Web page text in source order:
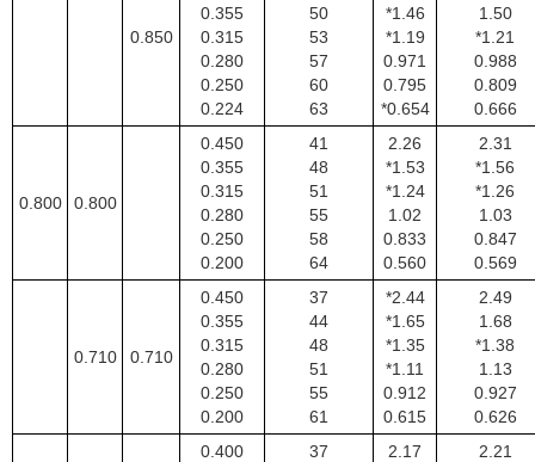
0.850
0.355
0.315
0.280
0.250
0.224
50
53
57
60
63
*1.46
*1.19
0.971
0.795
*0.654
1.50
*1.21
0.988
0.809
0.666
0.800 0.800
0.450
0.355
0.315
0.280
0.250
0.200
41
48
51
55
58
64
2.26
*1.53
*1.24
1.02
0.833
0.560
2.31
*1.56
*1.26
1.03
0.847
0.569
0.710 0.710
0.450
0.355
0.315
0.280
0.250
0.200
37
44
48
51
55
61
*2.44
*1.65
*1.35
*1.11
0.912
0.615
2.49
1.68
*1.38
1.13
0.927
0.626
0.400
37
2.17
2.21